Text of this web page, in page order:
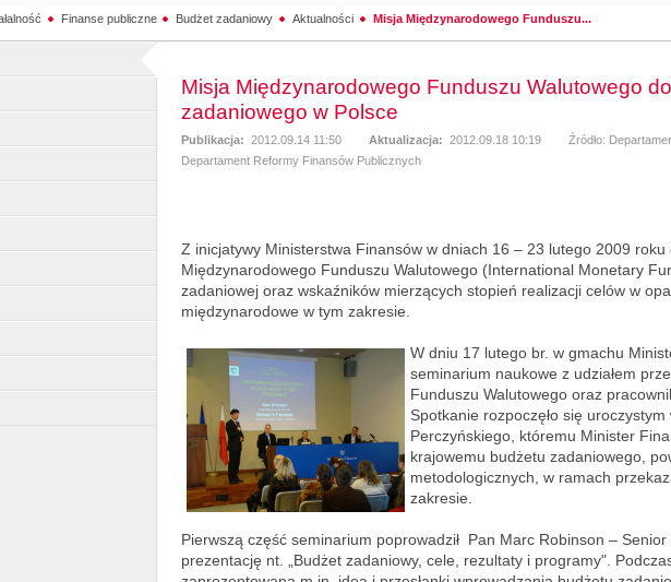
Finanse publiczne Budżet zadaniowy Aktualności Misja Międzynarodowego Funduszu...
Misja Międzynarodowego Funduszu Walutowego
zadaniowego w Polsce
Publikacja: 2012.09.14 11:50 Aktualizacja: 2012.09.18 10:19 Źródło:
Departament Reformy Finansów Publicznych
Z inicjatywy Ministerstwa Finansów w dniach 16 – 23 lutego 2009
Międzynarodowego Funduszu Walutowego (International Monetary
zadaniowej oraz wskaźników mierzących stopień realizacji celów w
międzynarodowe w tym zakresie.
W dniu 17 lutego br. w gmachu
seminarium naukowe z udziałem
Funduszu Walutowego oraz
Spotkanie rozpoczęło się
Perczyńskiego, któremu Minister
krajowemu budżetu zadaniowego,
metodologicznych, w ramach
zakresie.
Pierwszą część seminarium poprowadził Pan Marc Robinson – Senior
prezentację nt. „Budżet zadaniowy, cele, rezultaty i programy".